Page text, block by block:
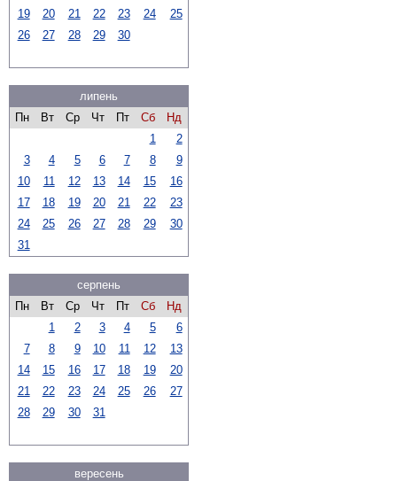
19
20 21 22 23 24
25
26
27 28 29 30
липень
Пн
Вт Ср Чт Пт Сб
Нд
1
2
3
4 5 6 7 8
9
10
11 12 13 14 15
16
17
18 19 20 21 22
23
24
25 26 27 28 29
30
31
серпень
Пн
Вт Ср Чт Пт Сб
Нд
1
2 3 4 5
6
7
8 9 10 11 12
13
14
15 16 17 18 19
20
21
22 23 24 25 26
27
28
29 30 31
вересень